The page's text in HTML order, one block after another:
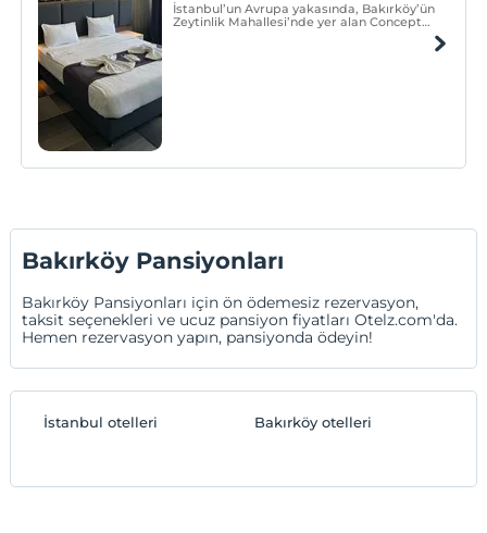
İstanbul’un Avrupa yakasında, Bakırköy’ün
Zeytinlik Mahallesi’nde yer alan Concept
Suit Premium, şehir keşfi, iş seyahati ya da
Bakırköy Pansiyonları
Bakırköy Pansiyonları için ön ödemesiz rezervasyon,
taksit seçenekleri ve ucuz pansiyon fiyatları Otelz.com'da.
Hemen rezervasyon yapın, pansiyonda ödeyin!
İstanbul otelleri Bakırköy otelleri